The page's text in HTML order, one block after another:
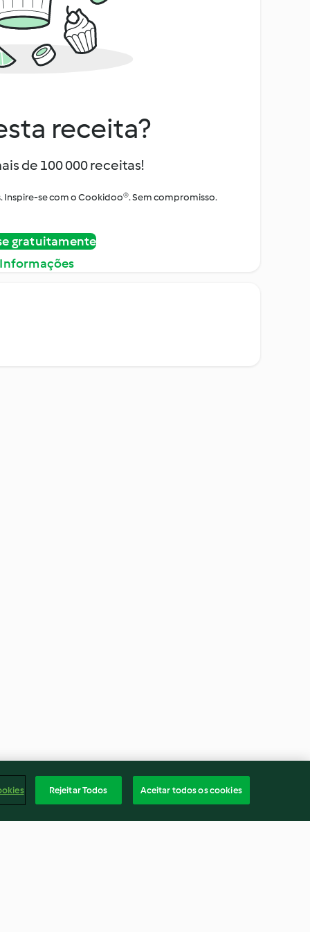
receita?
de 100 000 receitas!
Inspire-se com o Cookidoo®. Sem compromisso.
gratuitamente
Rejeitar Todos Aceitar todos os cookies